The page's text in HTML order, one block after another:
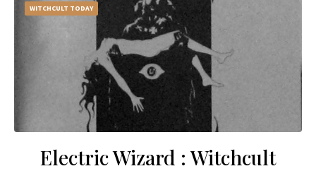
WITCHCULT TODAY
Electric Wizard : Witchcult